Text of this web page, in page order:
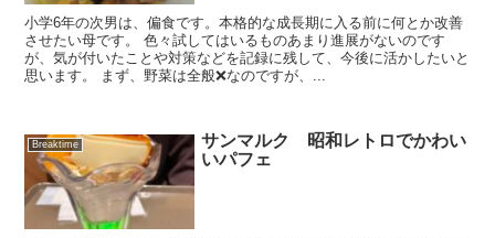
小学6年の次男は、偏食です。本格的な成長期に入る前に何とか改善
させたい母です。 色々試してはいるものあまり進展がないのです
が、気が付いたことや対策などを記録に残して、今後に活かしたいと
思います。 まず、野菜は全般❌なのですが、...
Breaktime
サンマルク 昭和レトロでかわい
いパフェ